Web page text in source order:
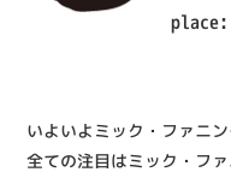
SHOP
place:
いよいよミック・ファニン
全ての注目はミック・ファ